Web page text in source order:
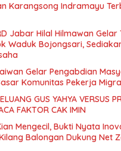
Karangsong Indramayu
Jabar Hilal Hilmawan
Waduk Bojongsari,
Gelar Pengabdian
Komunitas Pekerja
GUS YAHYA VERSUS
FAKTOR CAK IMIN
Mengecil, Bukti Nyata
Balongan Dukung Net